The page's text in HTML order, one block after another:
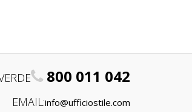
800 011 042
EMAIL:info@ufficiostile.com